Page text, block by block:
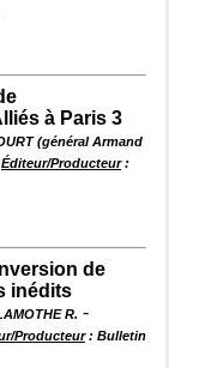
à Paris 3
(général Armand
Éditeur/Producteur:
de
inédits
R. -
Producteur: Bulletin